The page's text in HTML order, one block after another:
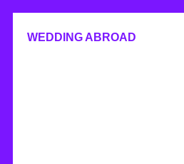
WEDDING ABROAD